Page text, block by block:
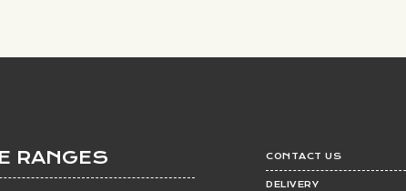
RANGES CONTACT US
DELIVERY